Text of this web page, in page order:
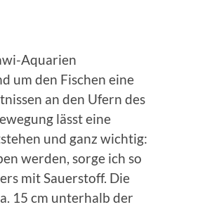
Aquarien
um den Fischen eine
an den Ufern des
lässt eine
und ganz wichtig:
werden, sorge ich so
mit Sauerstoff. Die
15 cm unterhalb der